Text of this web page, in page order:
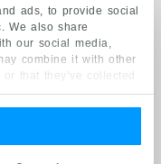
ads, to provide social
We also share
our social media,
combine it with other
that they’ve collected